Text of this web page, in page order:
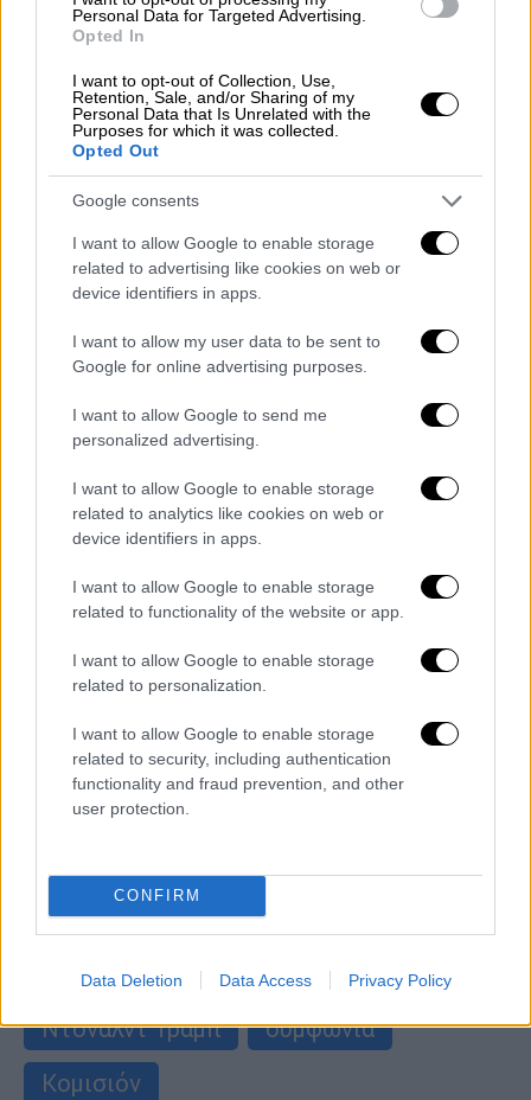
Personal Data for Targeted Advertising.
Opted In
I want to opt-out of Collection, Use,
Retention, Sale, and/or Sharing of my
Personal Data that Is Unrelated with the
Purposes for which it was collected.
Opted Out
Google consents
I want to allow Google to enable storage
related to advertising like cookies on web or
device identifiers in apps.
I want to allow my user data to be sent to
Google for online advertising purposes.
I want to allow Google to send me
personalized advertising.
I want to allow Google to enable storage
related to analytics like cookies on web or
device identifiers in apps.
I want to allow Google to enable storage
related to functionality of the website or app.
I want to allow Google to enable storage
related to personalization.
I want to allow Google to enable storage
related to security, including authentication
functionality and fraud prevention, and other
user protection.
CONFIRM
Data Deletion Data Access Privacy Policy
Μητσοτάκης- Κέρι: Η πράσινη ενέργεια
στο μενού των συζητήσεων
Ο Κυριάκος Μητσοτάκης εστίασε στο
συγκριτικό πλεονέκτημα που προσφέρει η
Ελλάδα λόγω της θέσης της, που μπορεί να
την καταστήσει κόμβο περιφερειακής
συνεργασίας για την πράσινη ενέργεια
Κόσμος|22.01.2019 23:07
Ο Τζον Κέρι ζητά από τον Ντόναλντ
Τραμπ να παραιτηθεί
απέκλεισα αυτήν την πιθανότητα, αλλά δεν
είμαι σε θέση να προγραμματίσω ενεργά μια
προεκλογική εκστρατεία» είπε ο πρώην
ΑΛΛΑ #TAGS
ειδήσεις τώρα
κλιματική αλλαγή
ενέργεια
Κώστας Σκρέκας
Ντόναλντ Τραμπ
συμφωνία
Κομισιόν